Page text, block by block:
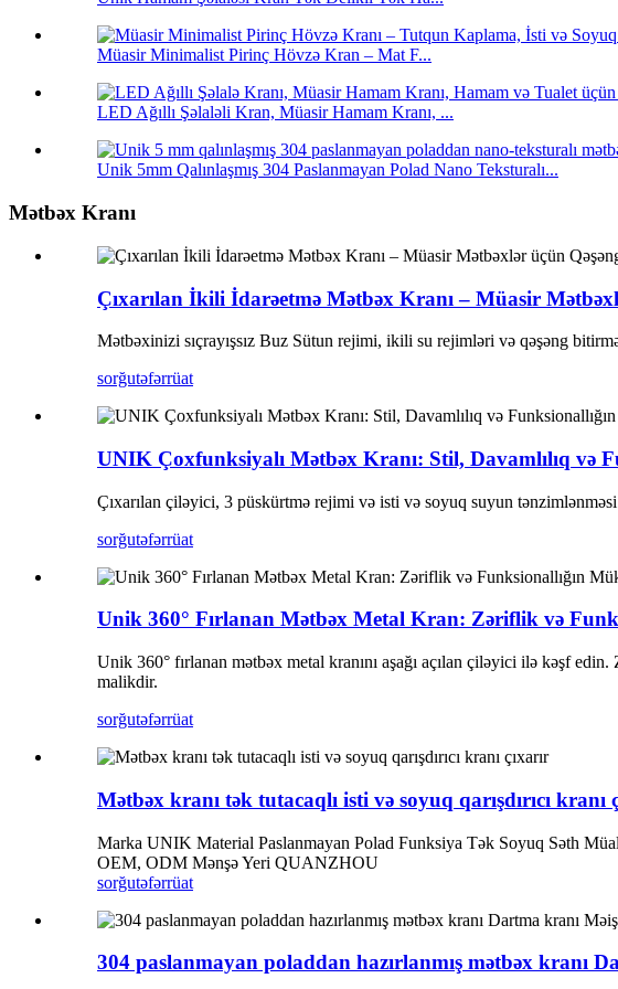
Müasir Minimalist Pirinç Hövzə Kran – Mat F...
LED Ağıllı Şəlaləli Kran, Müasir Hamam Kranı, ...
Unik 5mm Qalınlaşmış 304 Paslanmayan Polad Nano Teksturalı...
Mətbəx Kranı
Çıxarılan İkili İdarəetmə Mətbəx Kranı – Müasir
Mətbəxinizi sıçrayışsız Buz Sütun rejimi, ikili su rejimləri və qəşəng
sorğutəfərrüat
UNIK Çoxfunksiyalı Mətbəx Kranı: Stil, Davamlılıq və
Çıxarılan çiləyici, 3 püskürtmə rejimi və isti və soyuq suyun
sorğutəfərrüat
Unik 360° Fırlanan Mətbəx Metal Kran: Zəriflik və
Unik 360° fırlanan mətbəx metal kranını aşağı açılan çiləyici ilə kəşf
malikdir.
sorğutəfərrüat
Mətbəx kranı tək tutacaqlı isti və soyuq qarışdırıcı kranı
Marka UNIK Material Paslanmayan Polad Funksiya Tək Soyuq Səth
OEM, ODM Mənşə Yeri QUANZHOU
sorğutəfərrüat
304 paslanmayan poladdan hazırlanmış mətbəx kranı